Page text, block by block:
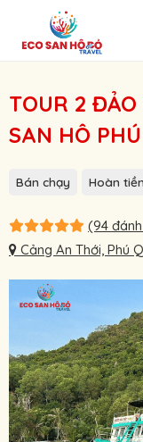
TOUR 2 ĐẢO
SAN HÔ
Bán chạy Hoàn
(94
Cảng An Thới, Phú